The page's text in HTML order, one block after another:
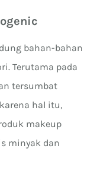
bahan-bahan
Terutama pada
tersumbat
hal itu,
makeup
minyak dan